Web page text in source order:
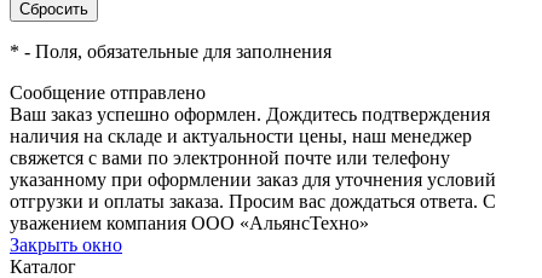
* - Поля, обязательные для заполнения
Сообщение отправлено
Ваш заказ успешно оформлен. Дождитесь подтверждения
наличия на складе и актуальности цены, наш менеджер
свяжется с вами по электронной почте или телефону
указанному при оформлении заказ для уточнения условий
отгрузки и оплаты заказа. Просим вас дождаться ответа. С
уважением компания ООО «АльянсТехно»
Закрыть окно
Каталог